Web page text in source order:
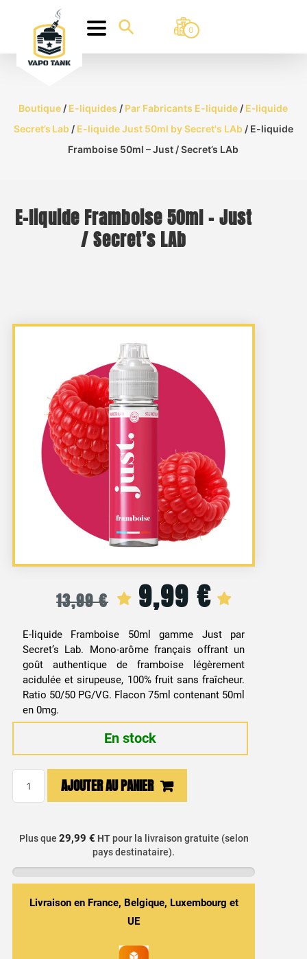
0
Boutique / E-liquides / Par Fabricants E-liquide / E‑liquide
Secret’s Lab/ E-liquide Just 50ml by Secret's LAb/ E-liquide
Framboise 50ml – Just / Secret’s LAb
E-liquide Framboise 50ml – Just
/ Secret’s LAb
13,99€
Le
initial
était :
9,99€Le
actuel
est :
E-liquide Framboise 50ml gamme Just par
Secret’s Lab. Mono-arôme français offrant un
goût authentique de framboise légèrement
acidulée et sirupeuse, 100% fruit sans fraîcheur.
Ratio 50/50 PG/VG. Flacon 75ml contenant 50ml
en 0mg.
En stock
Framboise
Just
AJOUTER AU PANIER
Plus que 29,99 € HTpour la livraison gratuite (selon
pays destinataire).
Livraison en France, Belgique, Luxembourg et
UE